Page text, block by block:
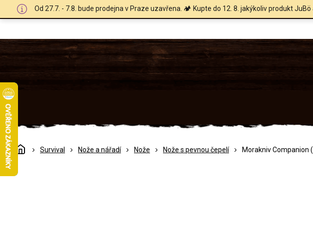
Od 27.7. - 7.8. bude prodejna v Praze uzavřena. 🏕️ Kupte do 12. 8. jakýkoliv produkt
DomůSurvival Nože a nářadí Nože Nože s pevnou čepelí Morakniv Companion